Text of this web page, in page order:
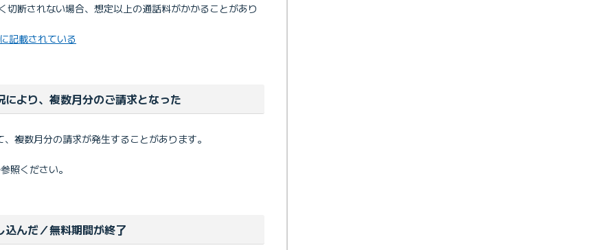
切断されない場合、想定以上の通話料がかかることがあり
記載されている
より、複数月分のご請求となった
複数月分の請求が発生することがあります。
照ください。
んだ／無料期間が終了